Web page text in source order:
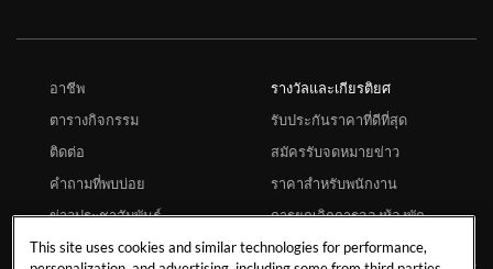
อาชีพ
ตารางกิจกรรม
ติดต่อ
คำถามที่พบบ่อย
ข่าวประชาสัมพันธ์
รางวัลและเกียรติยศ
รับประกันราคาที่ดีที่สุด
สมัครรับจดหมายข่าว
ราคาสำหรับพนักงาน
การยกเลิกการจองห้องพัก
This site uses cookies and similar technologies for performance,